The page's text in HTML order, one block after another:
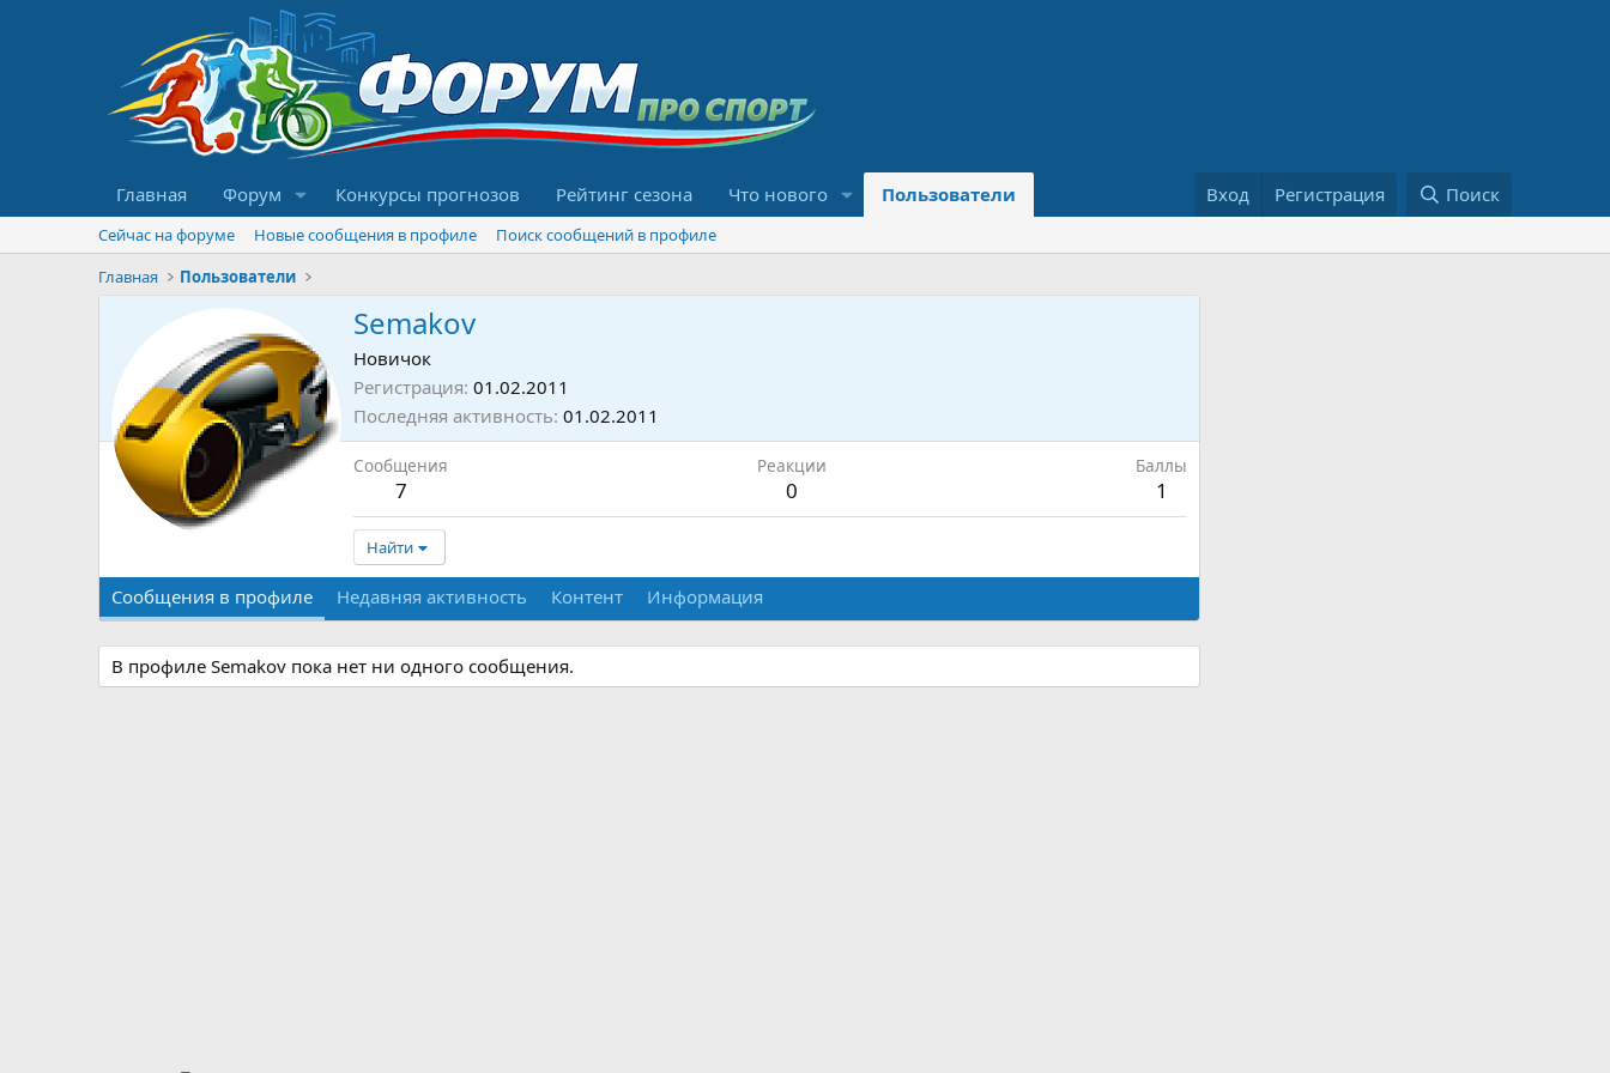
Главная Форум Конкурсы прогнозов Рейтинг сезона Что нового Пользователи Вход Регистрация Поиск
Сейчас на форуме Новые сообщения в профиле
Поиск сообщений в профиле
Главная
Пользователи
Semakov
Новичок
Регистрация 01.02.2011
Последняя активность 01.02.2011
Сообщения
7
Реакции
0
Баллы
1
Найти
Сообщения в профиле Недавняя активность Контент Информация
В профиле Semakov пока нет ни одного сообщения.